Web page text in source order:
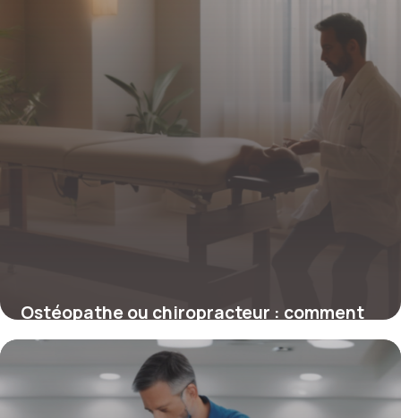
Ostéopathe ou chiropracteur : comment
choisir le bon spécialiste pour vos
4 juillet 2025